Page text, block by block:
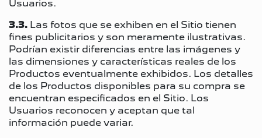
Usuarios.
3.3. Las fotos que se exhiben en el Sitio tienen
fines publicitarios y son meramente ilustrativas.
Podrían existir diferencias entre las imágenes y
las dimensiones y características reales de los
Productos eventualmente exhibidos. Los detalles
de los Productos disponibles para su compra se
encuentran especificados en el Sitio. Los
Usuarios reconocen y aceptan que tal
información puede variar.